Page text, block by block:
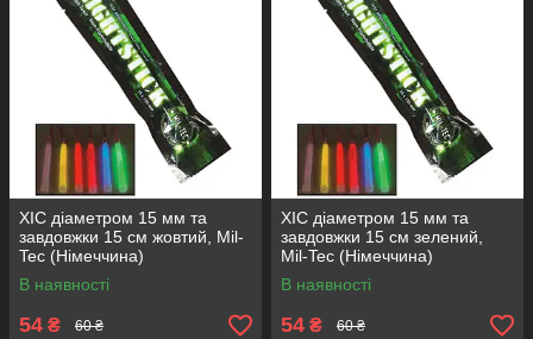
ХІС діаметром 15 мм та
завдовжки 15 см жовтий, Mil-
Tec (Німеччина)
В наявності
54 ₴ 60 ₴
ХІС діаметром 15 мм та
завдовжки 15 см зелений,
Mil-Tec (Німеччина)
В наявності
54 ₴ 60 ₴